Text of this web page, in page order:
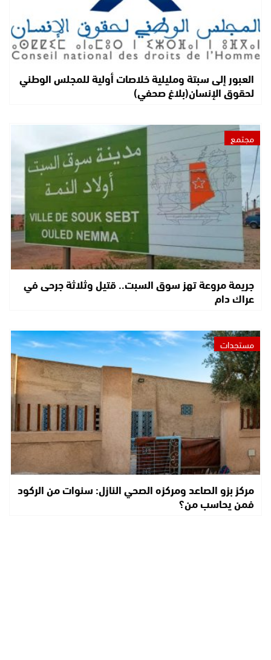
العبور إلى سبتة ومليلية خلاصات أولية للمجلس الوطني
لحقوق الإنسان(بلاغ صحفي)
مجتمع
جريمة مروعة تهز سوق السبت.. قتيل وثلاثة جرحى في
عراك دام
مستجدات
مركز بزو الصاعد ومركزه الصحي النازل: سنوات من الركود
فمن يحاسب من؟